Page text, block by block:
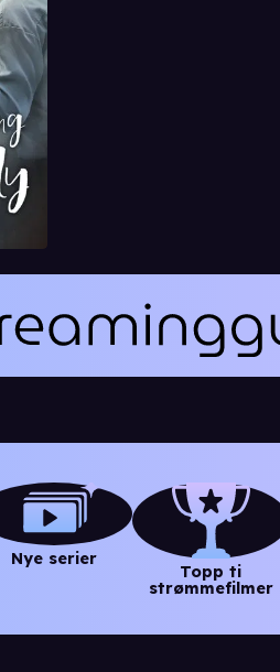
Nye serier
Topp ti
strømmefilmer